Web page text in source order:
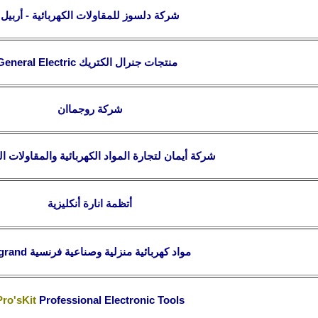
شركة دلسوز للمقاولات الكهربائية - أربيل
Electric منتجات جنرال الكتريك
شركة روجما ان
شركة أيمان لتجارة المواد الكهربائية والمقاولات
أتظمة انارة أنكليزية
مواد كهربائية منزلية وصناعية فرنسية
Professional ElectronicTools